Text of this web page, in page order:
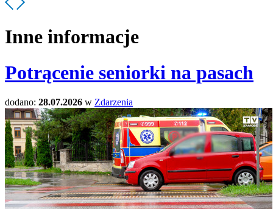
Inne informacje
Potrącenie seniorki na pasach
dodano: 28.07.2026 w Zdarzenia